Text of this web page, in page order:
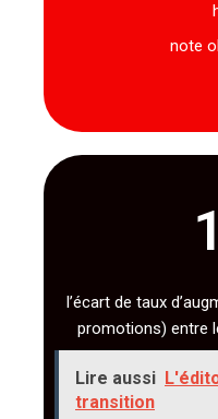
note
l’écart de taux
promotions) entre
Lire aussi
transition